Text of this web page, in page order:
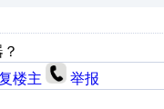
楼主 举报